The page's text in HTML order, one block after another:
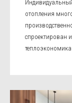
отопления
спроектирован
теплоэкономика